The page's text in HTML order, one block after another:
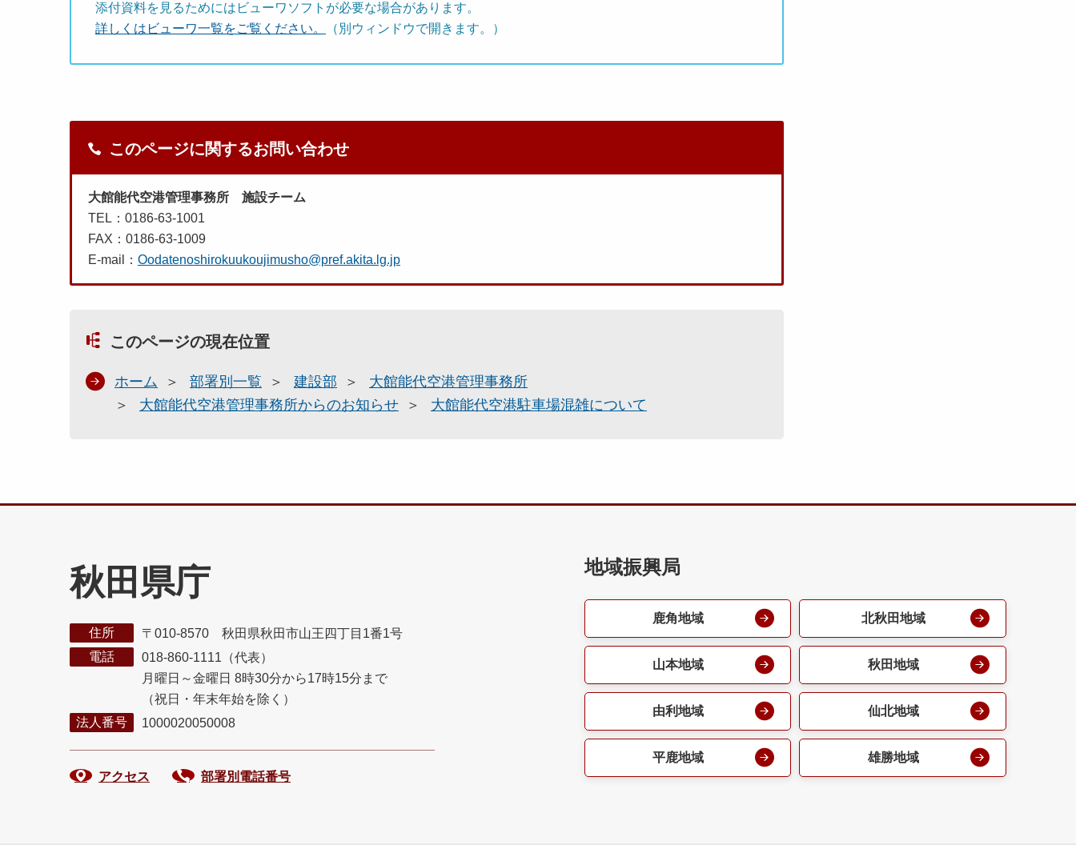
添付資料を見るためにはビューワソフトが必要な場合があります。
詳しくはビューワ一覧をご覧ください。
（別ウィンドウで開きます。）
このページに関するお問い合わせ
大館能代空港管理事務所 施設チーム
TEL：0186-63-1001
FAX：0186-63-1009
E-mail： Oodatenoshirokuukoujimusho@pref.akita.lg.jp
このページの現在位置
ホーム 部署別一覧 建設部
大館能代空港管理事務所
大館能代空港管理事務所からのお知らせ
大館能代空港駐車場混雑について
秋田県庁
住所
〒010-8570 秋田県秋田市山王四丁目1番1号
電話
018-860-1111（代表）
月曜日～金曜日 8時30分から17時15分まで
（祝日・年末年始を除く）
法人番号
1000020050008
アクセス 部署別電話番号
地域振興局
鹿角地域 北秋田地域
山本地域 秋田地域
由利地域 仙北地域
平鹿地域 雄勝地域